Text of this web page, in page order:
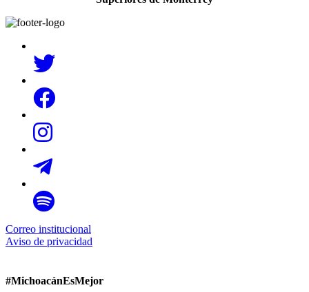
Correo institucional
Aviso de privacidad
#MichoacánEsMejor